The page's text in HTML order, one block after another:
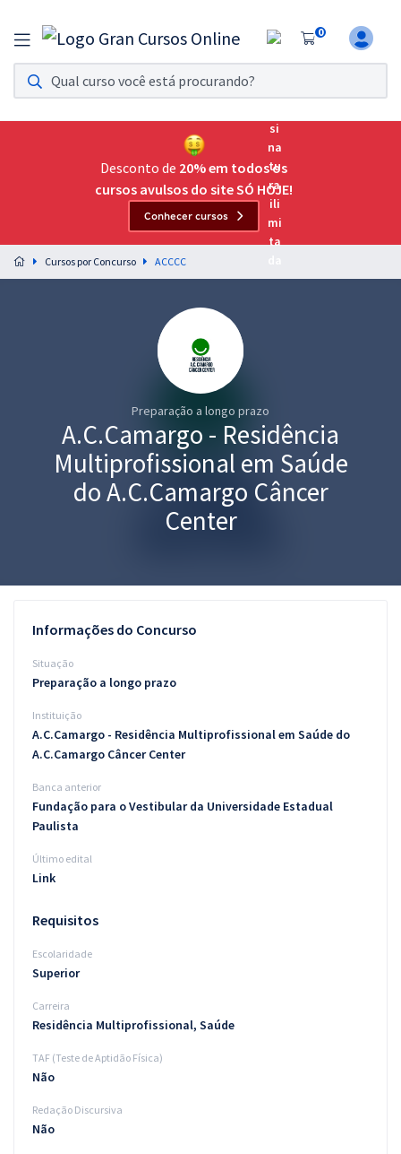
0
Assinatura Ilimitada 11
Acesso a todos os cursos. Teste grátis por 7 dias!
Assinatura OAB Até Passar
Acesso ilimitado a toda preparação para o Exame da
Preparação completa e intensiva para as principais
residências em saúde do Brasil
Graduação
Questões grátis
Conteúdo gratuito
Blog
Aprovados
Atendimento
Desconto de 20% em todos os
cursos avulsos do site SÓ HOJE!
Conhecer cursos
Cursos por Concurso ACCCC
Preparação a longo prazo
A.C.Camargo - Residência
Multiprofissional em Saúde
do A.C.Camargo Câncer
Center
Informações do Concurso
Situação
Preparação a longo prazo
Instituição
A.C.Camargo - Residência Multiprofissional em Saúde do
A.C.Camargo Câncer Center
Banca anterior
Fundação para o Vestibular da Universidade Estadual
Paulista
Último edital
Link
Requisitos
Escolaridade
Superior
Carreira
Residência Multiprofissional, Saúde
TAF (Teste de Aptidão Física)
Não
Redação Discursiva
Não